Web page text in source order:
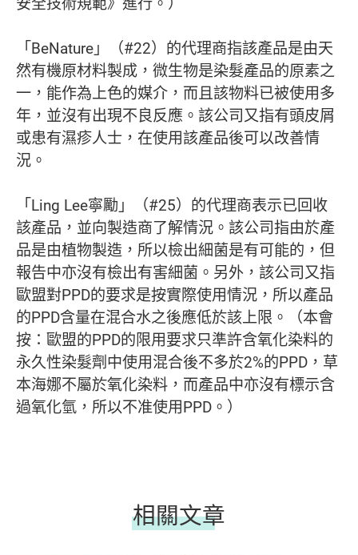
「BeNature」（#22）的代理商指該產品是由天
然有機原材料製成，微生物是染髮產品的原素之
一，能作為上色的媒介，而且該物料已被使用多
年，並沒有出現不良反應。該公司又指有頭皮屑
或患有濕疹人士，在使用該產品後可以改善情
況。
「Ling Lee寧勵」（#25）的代理商表示已回收
該產品，並向製造商了解情況。該公司指由於產
品是由植物製造，所以檢出細菌是有可能的，但
報告中亦沒有檢出有害細菌。另外，該公司又指
歐盟對PPD的要求是按實際使用情況，所以產品
的PPD含量在混合水之後應低於該上限。（本會
按：歐盟的PPD的限用要求只準許含氧化染料的
永久性染髮劑中使用混合後不多於2%的PPD，草
本海娜不屬於氧化染料，而產品中亦沒有標示含
過氧化氫，所以不准使用PPD。）
相關文章